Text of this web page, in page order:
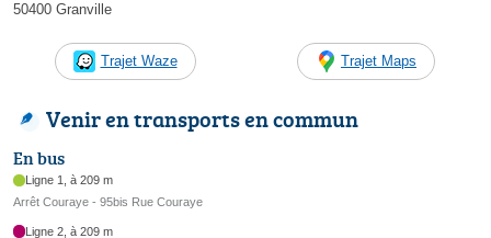
50400 Granville
Trajet Waze Trajet Maps
Venir en transports en commun
En bus
Ligne 1, à 209 m
Arrêt Couraye - 95bis Rue Couraye
Ligne 2, à 209 m